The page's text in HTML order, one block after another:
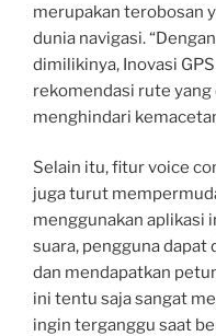
merupakan terobosan
dunia navigasi.
dimilikinya, Inovasi
rekomendasi rute
menghindari
Selain itu, fitur voice
juga turut
menggunakan aplikasi
suara, pengguna
dan mendapatkan
ini tentu saja sangat
ingin terganggu saat